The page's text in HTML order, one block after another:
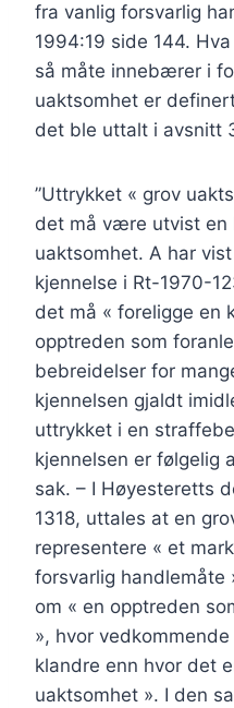
fra vanlig forsvarlig
1994:19 side 144.
så måte innebærer i
uaktsomhet er
det ble uttalt i avsnitt
”Uttrykket « grov
det må være utvist en
uaktsomhet. A har
kjennelse i Rt-1970-
det må « foreligge en
opptreden som
bebreidelser for
kjennelsen gjaldt
uttrykket i en
kjennelsen er følgelig
sak. – I Høyesteretts
1318, uttales at en
representere « et
forsvarlig handlemåte
om « en opptreden
», hvor
klandre enn hvor det
uaktsomhet ». I den